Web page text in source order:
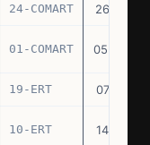
24-COMART 26.11.69
01-COMART 05.02.70
19-ERT 07.10.70
10-ERT 14.07.71